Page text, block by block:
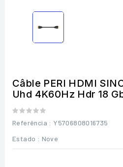
Câble PERI HDMI
Uhd 4K60Hz Hdr 18
Referência : Y5706808016735
Estado : Nove